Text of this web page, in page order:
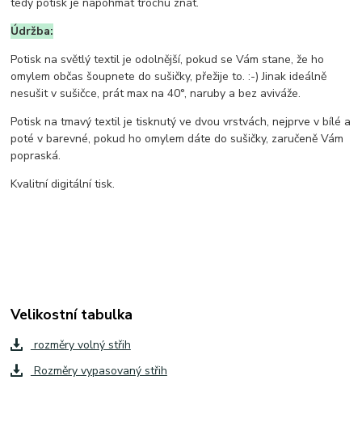
Údržba:
Potisk na světlý textil je odolnější, pokud se Vám stane, že ho
omylem občas šoupnete do sušičky, přežije to. :-) Jinak ideálně
nesušit v sušičce, prát max na 40°, naruby a bez aviváže.
Potisk na tmavý textil je tisknutý ve dvou vrstvách, nejprve v bílé a
poté v barevné, pokud ho omylem dáte do sušičky, zaručeně Vám
popraská.
Kvalitní digitální tisk.
Velikostní tabulka
rozměry volný střih
Rozměry vypasovaný střih